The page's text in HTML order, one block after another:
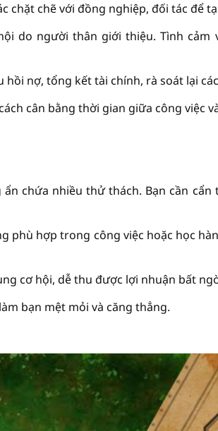
chặt chẽ với đồng nghiệp, đối tác để
do người thân giới thiệu. Tình cảm
hồi nợ, tổng kết tài chính, rà soát lại
cân bằng thời gian giữa công việc
chứa nhiều thử thách. Bạn cần
phù hợp trong công việc hoặc học
cơ hội, dễ thu được lợi nhuận bất
bạn mệt mỏi và căng thẳng.